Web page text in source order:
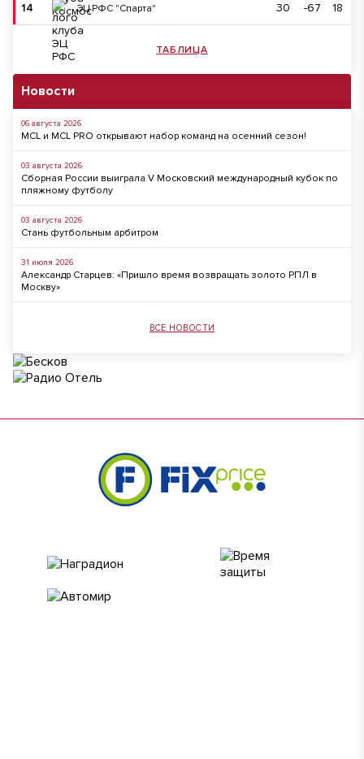
14 ЭЦ РФС "Спарта" 30 -67 18
ТАБЛИЦА
Новости
06 августа 2026
MCL и MCL PRO открывают набор команд на осенний сезон!
03 августа 2026
Сборная России выиграла V Московский международный кубок по
пляжному футболу
03 августа 2026
Стань футбольным арбитром
31 июля 2026
Александр Старцев: «Пришло время возвращать золото РПЛ в
Москву»
ВСЕ НОВОСТИ